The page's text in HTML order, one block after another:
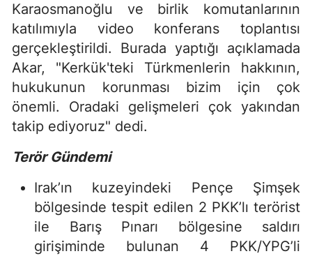
Karaosmanoğlu ve birlik komutanlarının
katılımıyla video konferans toplantısı
gerçekleştirildi. Burada yaptığı açıklamada
Akar, "Kerkük'teki Türkmenlerin hakkının,
hukukunun korunması bizim için çok
önemli. Oradaki gelişmeleri çok yakından
takip ediyoruz" dedi.
Terör Gündemi
Irak’ın kuzeyindeki Pençe Şimşek
bölgesinde tespit edilen 2 PKK’lı terörist
ile Barış Pınarı bölgesine saldırı
girişiminde bulunan 4 PKK/YPG’li